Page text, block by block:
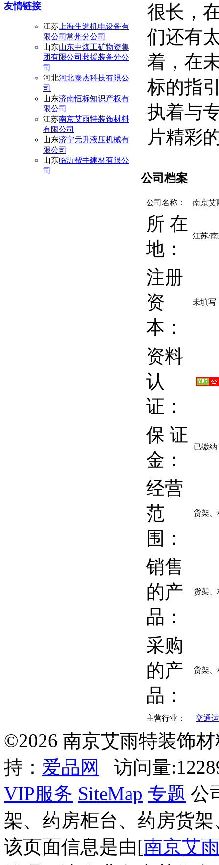
友情链接
江苏 上海生造机电设备有
限公司常州分公司
山东山东中煤工矿物资集
团有限公司救援装备分公
司
河北河北泰杰科技有限公
司
山东济南恒标知识产权有
限公司
江苏南京艾雨特装饰材料
有限公司
山东济宁元升液压机械有
限公司
山东临沂帮手建材有限公
司
很长，
们还有
着，在
标的指
执着与
片精彩
公司档案
公司名称： 南京艾
所 在
地：
江苏/
注册
资
本：
未填写
资料
认
证：
保 证
金：
已缴纳
经营
范
围：
货架、
销售
的产
品：
货架、
采购
的产
品：
货架、
主营行业： 交通
©2026 南京艾雨特装饰
持： 爱品网
访问量
VIP服务 SiteMap 专题 公
架、药房柜台、药房货
该页面信息是由[南京艾